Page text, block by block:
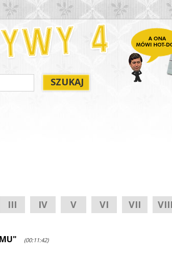
III IV V VI VII VIII
(00:11:42)